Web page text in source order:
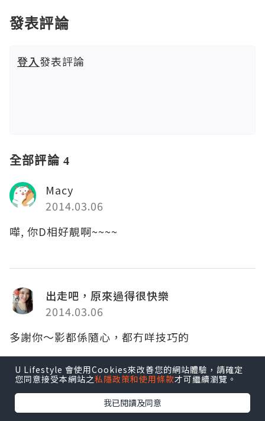
發表評論
登入發表評論
全部評論 4
Macy
2014.03.06
嘩, 你D相好靚啊~~~~
出走吧，原來過得很快樂
2014.03.06
多謝你～影都係隨心，都冇咩技巧的
2014.03.13
U Lifestyle 會使用Cookies來改善您的網站體驗，請確定
您同意接受本網站之私隱政策和使用條款才可繼續瀏覽。
我已閱讀及同意